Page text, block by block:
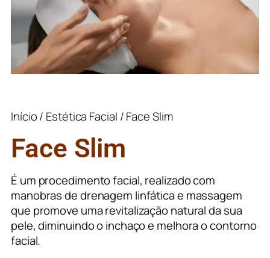
Início/ Estética Facial / Face Slim
Face Slim
É um procedimento facial, realizado com
manobras de drenagem linfática e massagem
que promove uma revitalização natural da sua
pele, diminuindo o inchaço e melhora o contorno
facial.